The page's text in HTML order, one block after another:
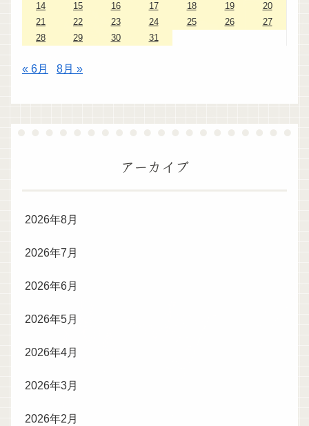
14
15 16 17 18 19
20
21
22 23 24 25 26
27
28
29 30 31
« 6月 8月 »
アーカイブ
2026年8月
2026年7月
2026年6月
2026年5月
2026年4月
2026年3月
2026年2月